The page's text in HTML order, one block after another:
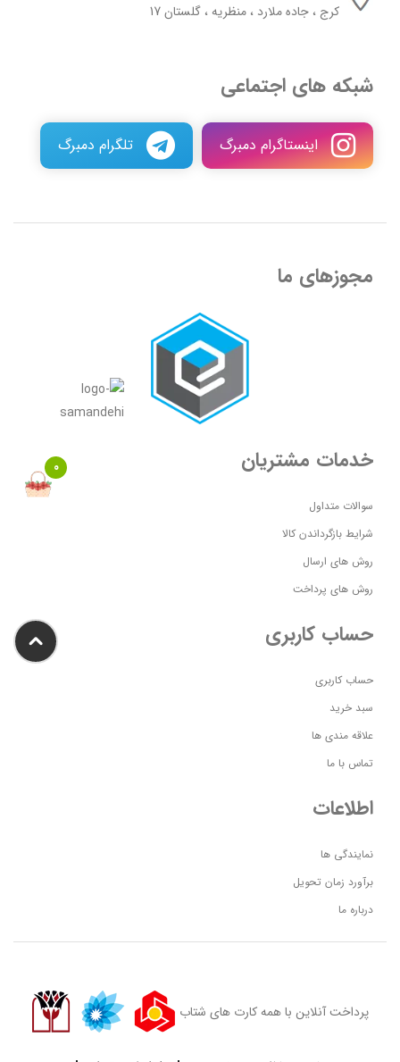
کرج ، جاده ملارد ، منظریه ، گلستان 17
شبکه های اجتماعی
اینستاگرام دمبرگ تلگرام دمبرگ
مجوزهای ما
خدمات مشتریان
سوالات متداول
شرایط بازگرداندن کالا
روش های ارسال
روش های پرداخت
حساب کاربری
حساب کاربری
سبد خرید
علاقه مندی ها
تماس با ما
اطلاعات
نمایندگی ها
برآورد زمان تحویل
درباره ما
پرداخت آنلاین با همه کارت های شتاب
0